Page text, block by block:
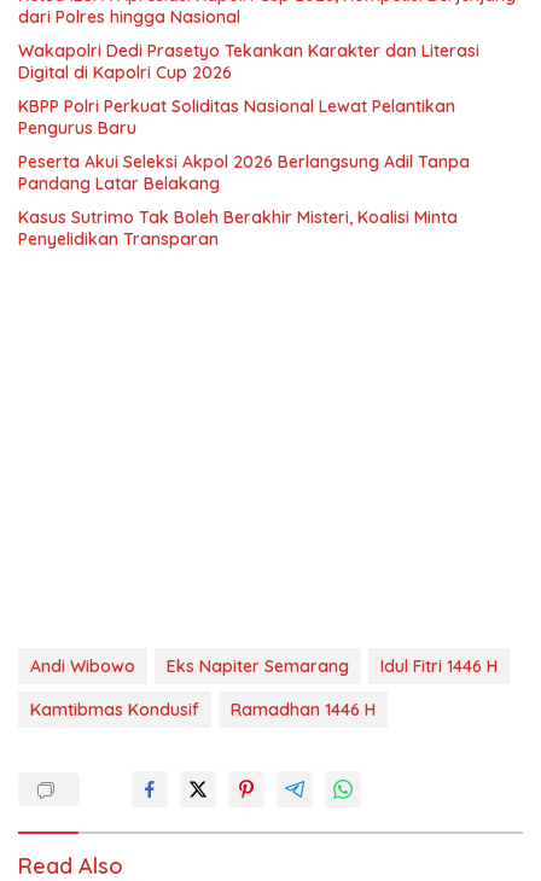
dari Polres hingga Nasional
Wakapolri Dedi Prasetyo Tekankan Karakter dan Literasi
Digital di Kapolri Cup 2026
KBPP Polri Perkuat Soliditas Nasional Lewat Pelantikan
Pengurus Baru
Peserta Akui Seleksi Akpol 2026 Berlangsung Adil Tanpa
Pandang Latar Belakang
Kasus Sutrimo Tak Boleh Berakhir Misteri, Koalisi Minta
Penyelidikan Transparan
Andi Wibowo Eks Napiter Semarang
Idul Fitri 1446 H
Kamtibmas Kondusif
Ramadhan 1446 H
Read Also